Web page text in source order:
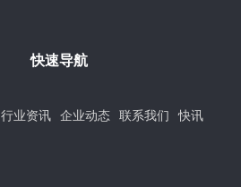
快速导航
行业资讯 企业动态 联系我们 快讯